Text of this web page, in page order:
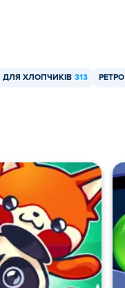
ДЛЯ ХЛОПЧИКІВ 313 РЕТРО